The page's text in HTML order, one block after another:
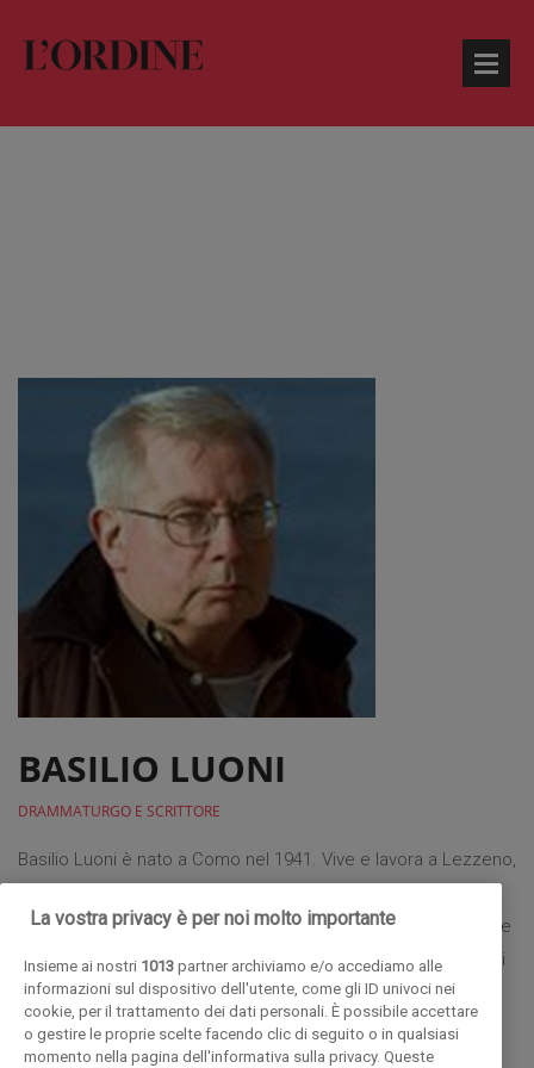
BASILIO LUONI
DRAMMATURGO E SCRITTORE
Basilio Luoni è nato a Como nel 1941. Vive e lavora a Lezzeno,
diventato professore di scuola media,traduttore dal francese
e pittore (presentato alla Compagnia del disegno di Giovanni
Testori). Ha tradotto nel dialetto lezzenese commedie di
Molière, Regnard e Beau Marchais che ha messo in scena
con la compagnia lezzenese. Ha tradotto e rappresentato
La vostra privacy è per noi molto importante
Insieme ai nostri 1013 partner archiviamo e/o accediamo alle
informazioni sul dispositivo dell'utente, come gli ID univoci nei
cookie, per il trattamento dei dati personali. È possibile accettare
o gestire le proprie scelte facendo clic di seguito o in qualsiasi
momento nella pagina dell'informativa sulla privacy. Queste